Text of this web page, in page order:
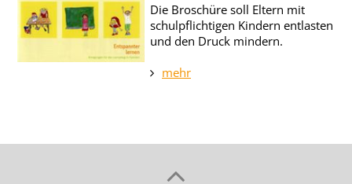
Die Broschüre soll Eltern mit
schulpflichtigen Kindern entlasten
und den Druck mindern.
mehr